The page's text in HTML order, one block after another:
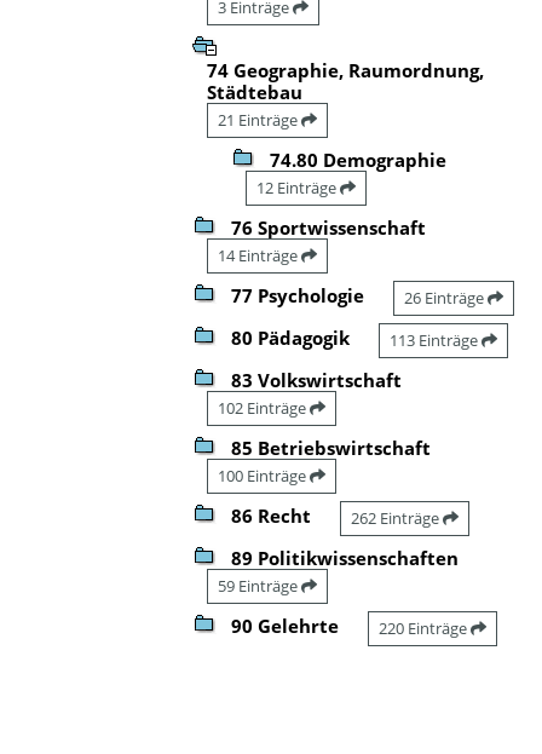
3 Einträge
74 Geographie, Raumordnung,
Städtebau
21 Einträge
74.80 Demographie
12 Einträge
76 Sportwissenschaft
14 Einträge
77 Psychologie 26 Einträge
80 Pädagogik 113 Einträge
83 Volkswirtschaft
102 Einträge
85 Betriebswirtschaft
100 Einträge
86 Recht 262 Einträge
89 Politikwissenschaften
59 Einträge
90 Gelehrte 220 Einträge